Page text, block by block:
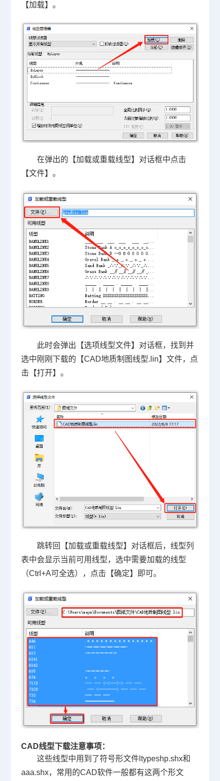
【加载】。
在弹出的【加载或重载线型】对话框中点击
【文件】。
此时会弹出【选项线型文件】对话框，找到并
选中刚刚下载的【CAD地质制图线型.lin】文件，点
击【打开】。
跳转回【加载或重载线型】对话框后，线型列
表中会显示当前可用线型，选中需要加载的线型
（Ctrl+A可全选），点击【确定】即可。
CAD线型下载注意事项 ：
这些线型中用到了符号形文件ltypeshp.shx和
aaa.shx，常用的CAD软件一般都有这两个形文